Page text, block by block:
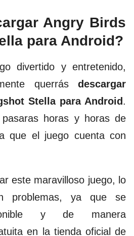
Angry Birds
para Android?
divertido y entretenido,
querrás descargar
Stella para Android.
horas y horas de
que el juego cuenta con
este maravilloso juego, lo
problemas, ya que se
y de manera
en la tienda oficial de